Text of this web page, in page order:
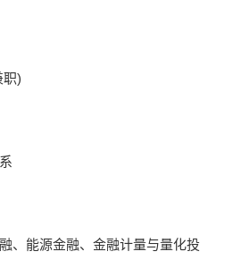
职)
、能源金融、金融计量与量化投